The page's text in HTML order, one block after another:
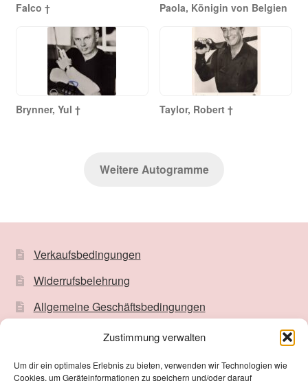
Zustimmung verwalten
Um dir ein optimales Erlebnis zu bieten, verwenden wir Technologien wie
Cookies, um Geräteinformationen zu speichern und/oder darauf
Falco † Paola, Königin von Belgien
Brynner, Yul † Taylor, Robert †
Weitere Autogramme
Verkaufsbedingungen
Widerrufsbelehrung
Allgemeine Geschäftsbedingungen